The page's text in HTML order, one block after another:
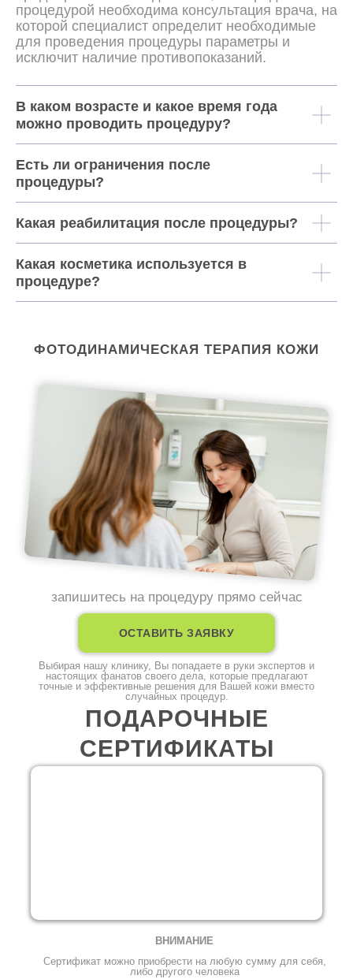
процедурой необходима консультация врача, на
которой специалист определит необходимые
для проведения процедуры параметры и
исключит наличие противопоказаний.
В каком возрасте и какое время года
можно проводить процедуру?
Есть ли ограничения после
процедуры?
Какая реабилитация после процедуры?
Какая косметика используется в
процедуре?
ОСТАВИТЬ ЗАЯВКУ
запишитесь на процедуру прямо сейчас
ФОТОДИНАМИЧЕСКАЯ ТЕРАПИЯ КОЖИ
Выбирая нашу клинику, Вы попадаете в руки экспертов и
настоящих фанатов своего дела, которые предлагают
точные и эффективные решения для Вашей кожи вместо
случайных процедур.
ПОДАРОЧНЫЕ
СЕРТИФИКАТЫ
ВНИМАНИЕ
Сертификат можно приобрести на любую сумму для себя,
либо другого человека